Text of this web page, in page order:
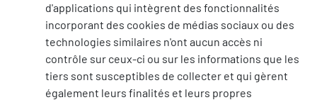
d'applications qui intègrent des fonctionnalités
incorporant des cookies de médias sociaux ou des
technologies similaires n'ont aucun accès ni
contrôle sur ceux-ci ou sur les informations que les
tiers sont susceptibles de collecter et qui gèrent
également leurs finalités et leurs propres